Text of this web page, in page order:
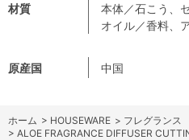
材質
本体／石こう、
オイル／香料、
原産国 中国
ホーム > HOUSEWARE > フレグランス
> ALOE FRAGRANCE DIFFUSER